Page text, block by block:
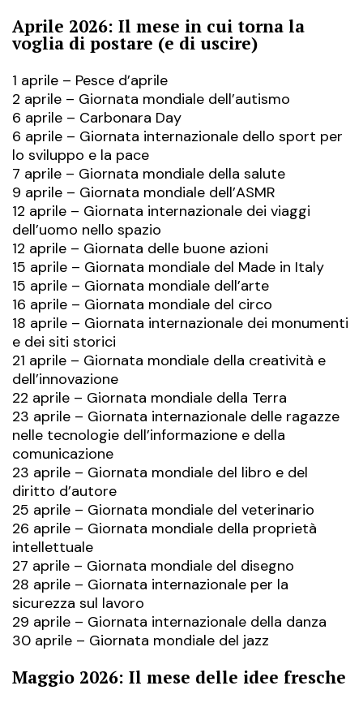
Aprile 2026: Il mese in cui torna la
voglia di postare (e di uscire)
1 aprile – Pesce d’aprile
2 aprile – Giornata mondiale dell’autismo
6 aprile – Carbonara Day
6 aprile – Giornata internazionale dello sport per
lo sviluppo e la pace
7 aprile – Giornata mondiale della salute
9 aprile – Giornata mondiale dell’ASMR
12 aprile – Giornata internazionale dei viaggi
dell’uomo nello spazio
12 aprile – Giornata delle buone azioni
15 aprile – Giornata mondiale del Made in Italy
15 aprile – Giornata mondiale dell’arte
16 aprile – Giornata mondiale del circo
18 aprile – Giornata internazionale dei monumenti
e dei siti storici
21 aprile – Giornata mondiale della creatività e
dell’innovazione
22 aprile – Giornata mondiale della Terra
23 aprile – Giornata internazionale delle ragazze
nelle tecnologie dell’informazione e della
comunicazione
23 aprile – Giornata mondiale del libro e del
diritto d’autore
25 aprile – Giornata mondiale del veterinario
26 aprile – Giornata mondiale della proprietà
intellettuale
27 aprile – Giornata mondiale del disegno
28 aprile – Giornata internazionale per la
sicurezza sul lavoro
29 aprile – Giornata internazionale della danza
30 aprile – Giornata mondiale del jazz
Maggio 2026: Il mese delle idee fresche